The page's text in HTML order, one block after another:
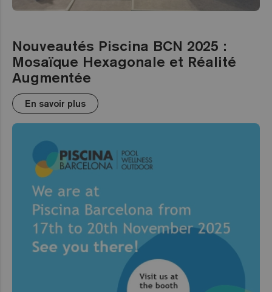
Nouveautés Piscina BCN 2025 :
Mosaïque Hexagonale et Réalité
Augmentée
En savoir plus